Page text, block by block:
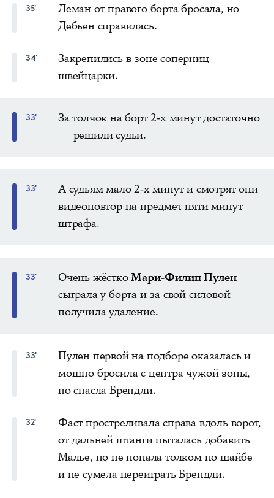
35'
Леман от правого борта бросала, но
Дебьен справилась.
34'
Закрепились в зоне соперниц
швейцарки.
33'
За толчок на борт 2-х минут достаточно
— решили судьи.
33'
А судьям мало 2-х минут и смотрят они
видеоповтор на предмет пяти минут
штрафа.
33' Очень жёсткоМари-Филип Пулен
сыграла у борта и за свой силовой
получила удаление.
33'
Пулен первой на подборе оказалась и
мощно бросила с центра чужой зоны,
но спасла Брендли.
32'
Фаст простреливала справа вдоль ворот,
от дальней штанги пыталась добавить
Малье, но не попала толком по шайбе
и не сумела переиграть Брендли.